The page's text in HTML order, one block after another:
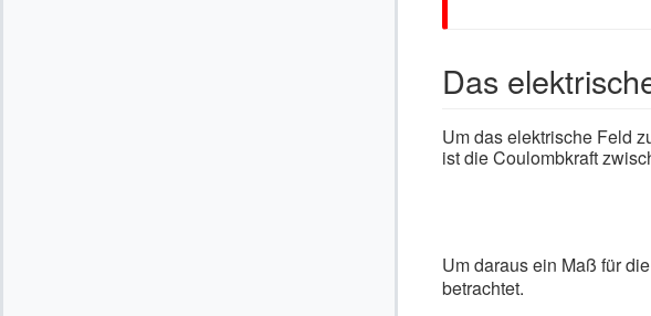
Das
Um das elektrische Feld
ist die Coulombkraft
Um daraus ein Maß für
betrachtet.